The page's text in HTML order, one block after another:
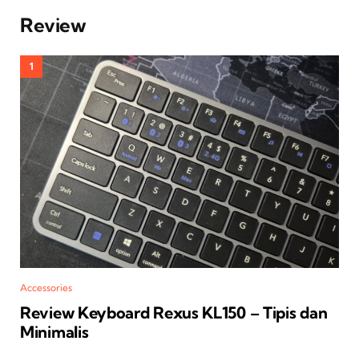
Review
Accessories
Review Keyboard Rexus KL150 – Tipis dan
Minimalis